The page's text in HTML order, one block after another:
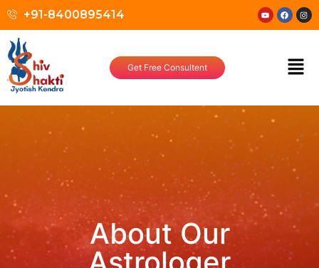
+91-8400895414
Get Free Consultent
About Our